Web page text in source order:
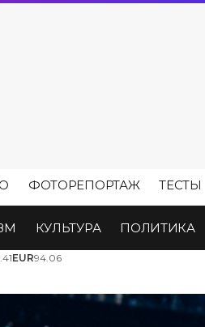
ФОТОРЕПОРТАЖ ТЕСТЫ
КУЛЬТУРА ПОЛИТИКА
EUR94.06